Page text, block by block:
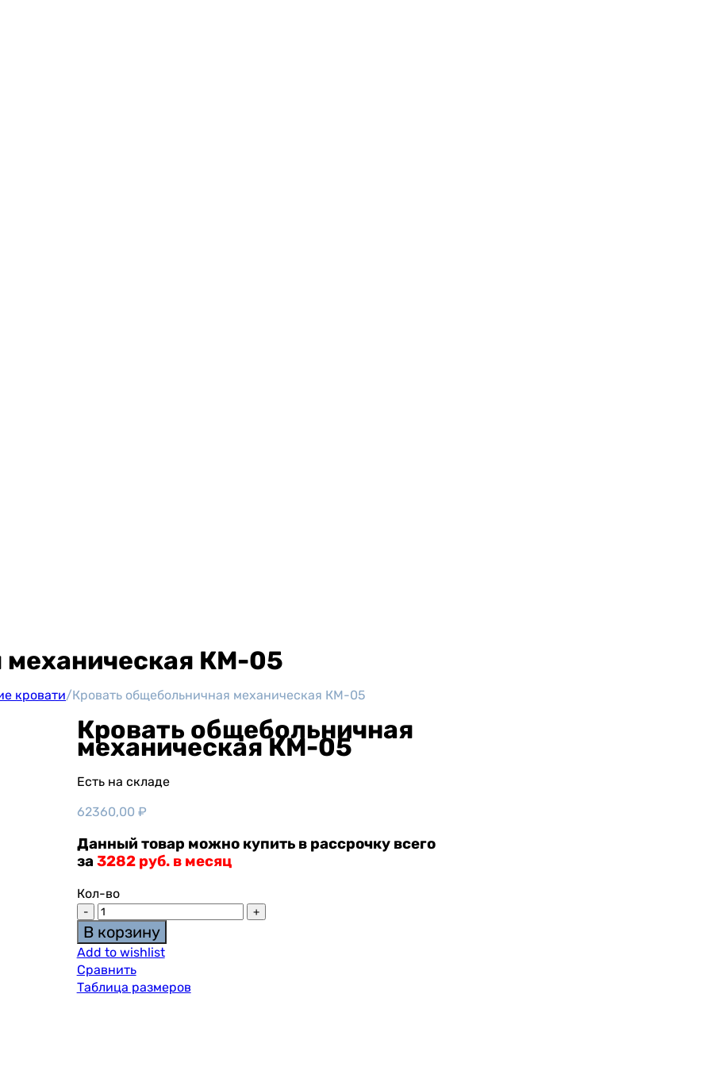
механическая КМ-05
кровати/Кровать общебольничная механическая КМ-05
Кровать общебольничная
механическая КМ-05
Есть на складе
62360,00 ₽
Данный товар можно купить в рассрочку всего
за 3282 руб. в месяц
Кол-во
В корзину
Add to wishlist
Сравнить
Таблица размеров